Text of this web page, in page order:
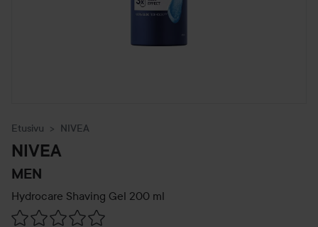
Etusivu NIVEA
NIVEA
MEN
Hydrocare Shaving Gel 200 ml
Siirtyä jhk Arvosana & kommentit